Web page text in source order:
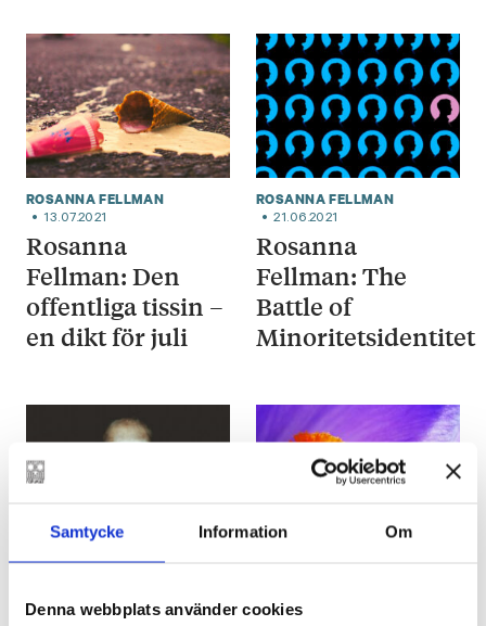
Samtycke Information Om
Denna webbplats använder cookies
ROSANNA FELLMAN
13.07.2021
Rosanna
Fellman: Den
offentliga tissin –
en dikt för juli
ROSANNA FELLMAN
21.06.2021
Rosanna
Fellman: The
Battle of
Minoritetsidentitet
Rosanna Rosanna